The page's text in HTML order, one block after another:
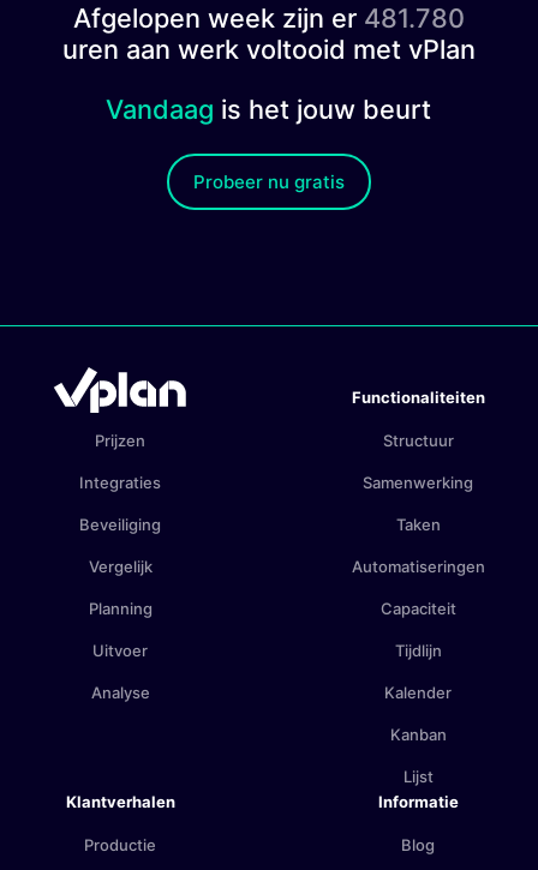
Afgelopen week zijn er 481.780
uren aan werk voltooid met vPlan
Vandaag is het jouw beurt
Probeer nu gratis
Prijzen
Integraties
Beveiliging
Vergelijk
Planning
Uitvoer
Analyse
Functionaliteiten
Structuur
Samenwerking
Taken
Automatiseringen
Capaciteit
Tijdlijn
Kalender
Kanban
Lijst
Klantverhalen
Productie
Informatie
Blog